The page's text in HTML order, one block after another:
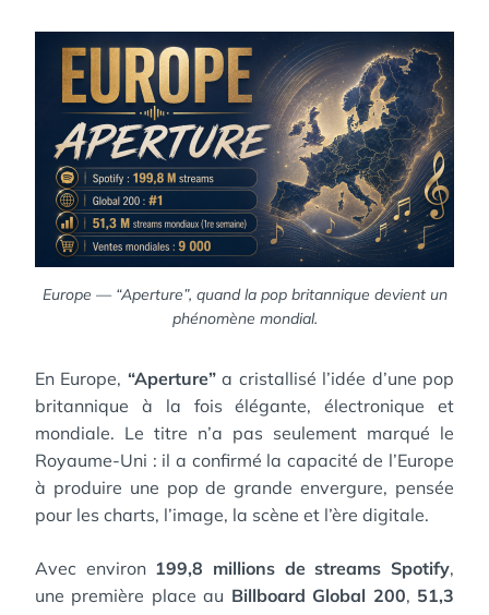
Europe — “Aperture”, quand la pop britannique devient un
phénomène mondial.
En Europe, “Aperture”a cristallisé l’idée d’une pop
britannique à la fois élégante, électronique et
mondiale. Le titre n’a pas seulement marqué le
Royaume-Uni : il a confirmé la capacité de l’Europe
à produire une pop de grande envergure, pensée
pour les charts, l’image, la scène et l’ère digitale.
Avec environ 199,8 millions de streams Spotify,
une première place au Billboard Global 200, 51,3